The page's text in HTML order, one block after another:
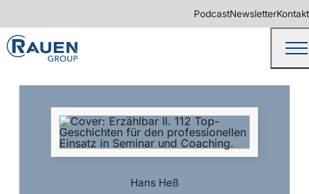
PodcastNewsletterKontakt
Hans Heß